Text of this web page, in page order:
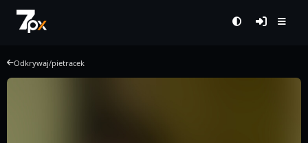
Odkrywaj/pietracek